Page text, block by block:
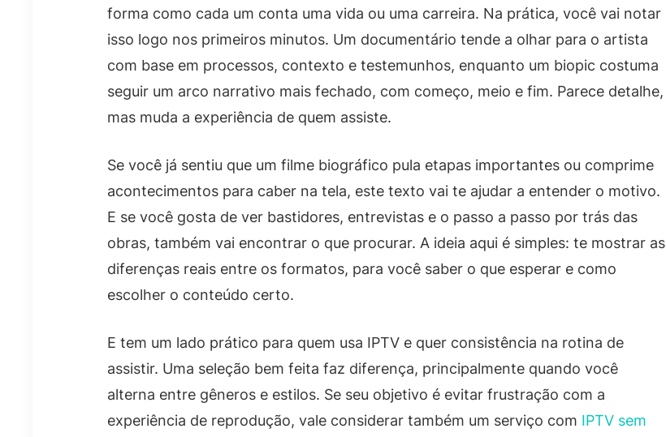
forma como cada um conta uma vida ou uma carreira. Na prática, você vai notar
isso logo nos primeiros minutos. Um documentário tende a olhar para o artista
com base em processos, contexto e testemunhos, enquanto um biopic costuma
seguir um arco narrativo mais fechado, com começo, meio e fim. Parece detalhe,
mas muda a experiência de quem assiste.
Se você já sentiu que um filme biográfico pula etapas importantes ou comprime
acontecimentos para caber na tela, este texto vai te ajudar a entender o motivo.
E se você gosta de ver bastidores, entrevistas e o passo a passo por trás das
obras, também vai encontrar o que procurar. A ideia aqui é simples: te mostrar as
diferenças reais entre os formatos, para você saber o que esperar e como
escolher o conteúdo certo.
E tem um lado prático para quem usa IPTV e quer consistência na rotina de
assistir. Uma seleção bem feita faz diferença, principalmente quando você
alterna entre gêneros e estilos. Se seu objetivo é evitar frustração com a
experiência de reprodução, vale considerar também um serviço com IPTV sem